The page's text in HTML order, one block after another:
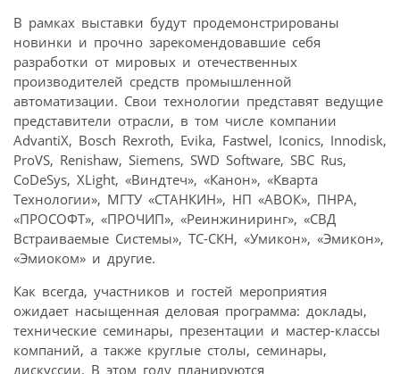
В рамках выставки будут продемонстрированы
новинки и прочно зарекомендовавшие себя
разработки от мировых и отечественных
производителей средств промышленной
автоматизации. Свои технологии представят ведущие
представители отрасли, в том числе компании
AdvantiX, Bosch Rexroth, Evika, Fastwel, Iconics, Innodisk,
ProVS, Renishaw, Siemens, SWD Software, SBC Rus,
CoDeSys, XLight, «Виндтеч», «Канон», «Кварта
Технологии», МГТУ «СТАНКИН», НП «АВОК», ПНРА,
«ПРОСОФТ», «ПРОЧИП», «Реинжиниринг», «СВД
Встраиваемые Системы», ТС-СКН, «Умикон», «Эмикон»,
«Эмиоком» и другие.
Как всегда, участников и гостей мероприятия
ожидает насыщенная деловая программа: доклады,
технические семинары, презентации и мастер-классы
компаний, а также круглые столы, семинары,
дискуссии. В этом году планируются